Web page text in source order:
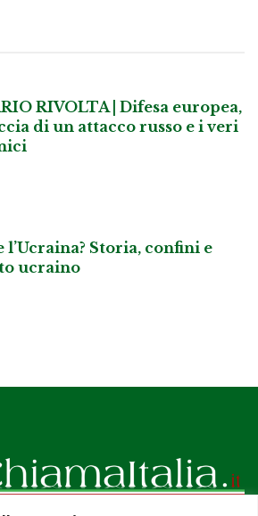
RIVOLTA | Difesa europea,
di un attacco russo e i veri
l’Ucraina? Storia, confini e
ucraino